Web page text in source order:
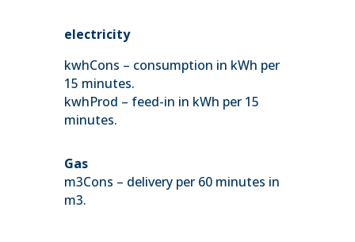
electricity
kwhCons – consumption in kWh per
15 minutes.
kwhProd – feed-in in kWh per 15
minutes.
Gas
m3Cons – delivery per 60 minutes in
m3.